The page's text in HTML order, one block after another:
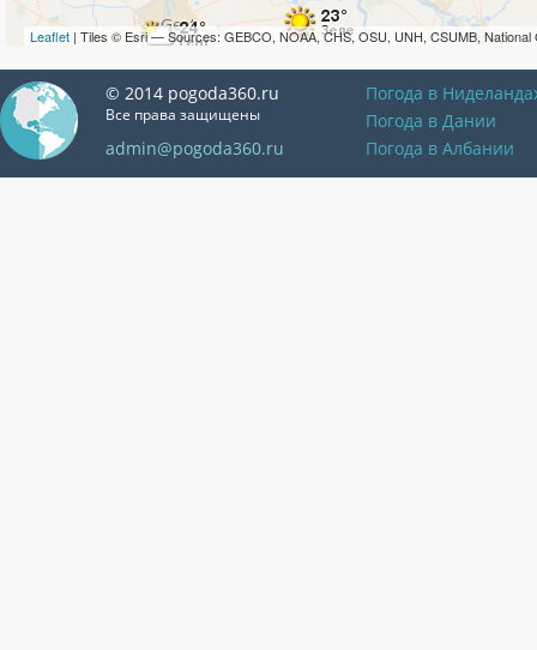
Leaflet | Tiles © Esri — Sources: GEBCO, NOAA, CHS, OSU, UNH, CSUMB, National
© 2014 pogoda360.ru
Все права защищены
admin@pogoda360.ru
Погода в
Погода в Дании
Погода в Албании